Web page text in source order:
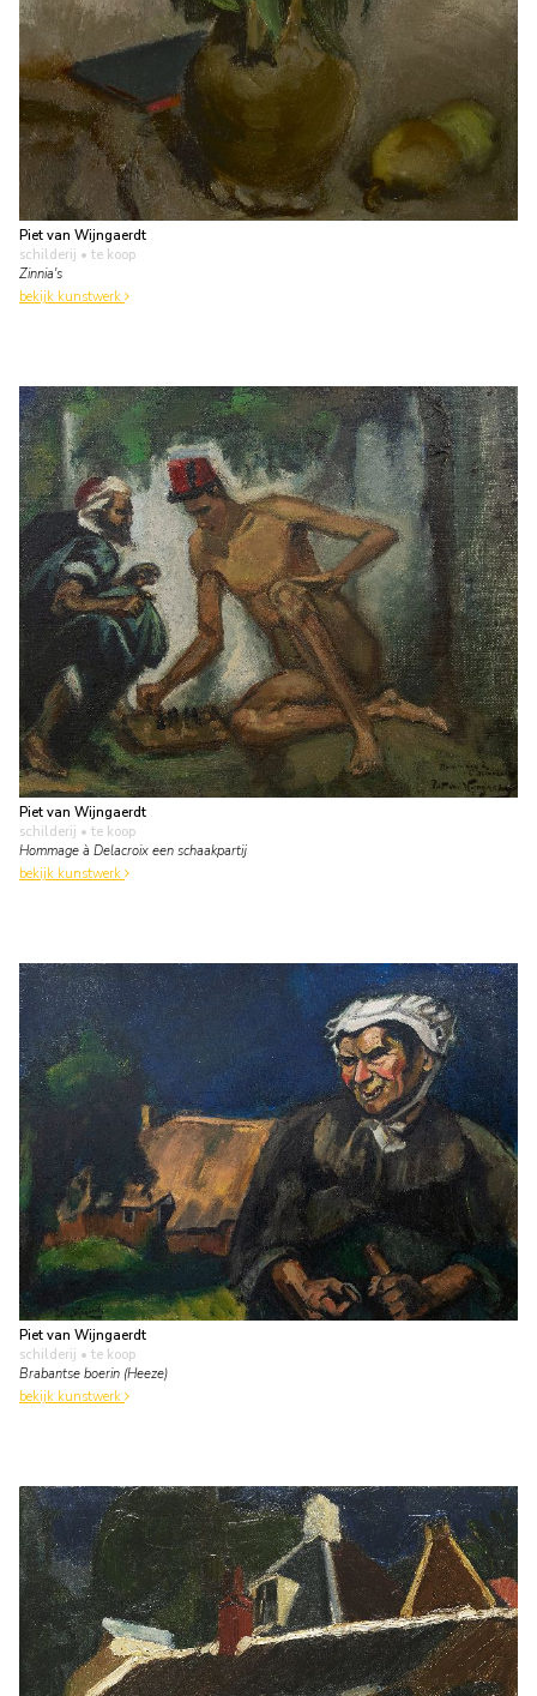
Piet van Wijngaerdt
schilderij • te koop
Zinnia's
bekijk kunstwerk
Piet van Wijngaerdt
schilderij • te koop
Hommage à Delacroix een schaakpartij
bekijk kunstwerk
Piet van Wijngaerdt
schilderij • te koop
Brabantse boerin (Heeze)
bekijk kunstwerk